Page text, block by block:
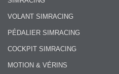
VOLANT SIMRACING
PÉDALIER SIMRACING
COCKPIT SIMRACING
MOTION & VÉRINS